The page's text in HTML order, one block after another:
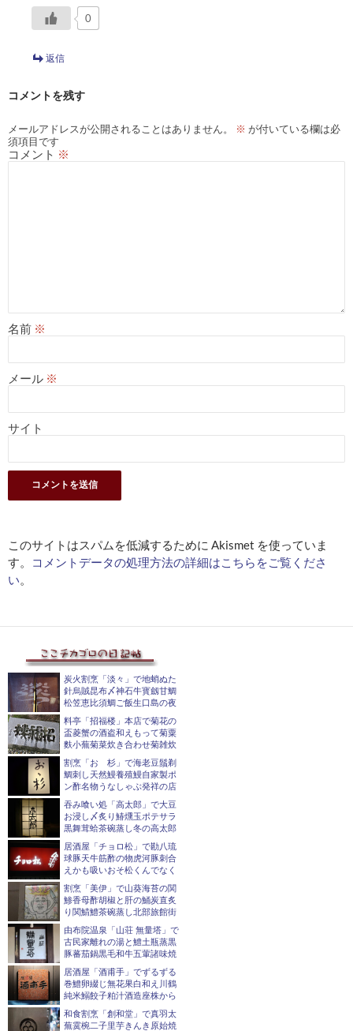
0
返信
コメントを残す
メールアドレスが公開されることはありません。 ※ が付いている欄は必
須項目です
コメント ※
名前 ※
メール ※
サイト
このサイトはスパムを低減するために Akismet を使っていま
す。
コメントデータの処理方法の詳細はこちらをご覧くださ
い。
炭火割烹「淡々」で地蛸ぬた
針烏賊昆布〆神石牛寳劔甘鯛
松笠恵比須鯛ご飯生口島の夜
料亭「招福楼」本店で菊花の
盃菱蟹の酒盗和えもって菊粟
麩小蕪菊菜炊き合わせ菊雑炊
割烹「おゝ杉」で海老豆鬚剃
鯛刺し天然鰻養殖鰻自家製ポ
ン酢名物うなしゃぶ発祥の店
吞み喰い処「高太郎」で大豆
お浸し〆炙り鰆燻玉ポテサラ
黒舞茸蛤茶碗蒸し冬の高太郎
居酒屋「チョロ松」で勘八琉
球豚天牛筋酢の物虎河豚刺合
えかも吸いおそ松くんでなく
割烹「美伊」で山葵海苔の関
鯵香母酢胡椒と肝の鯒炭直炙
り関鯖鱧茶碗蒸し北部旅館街
由布院温泉「山荘 無量塔」で
古民家離れの湯と鱧土瓶蒸黒
豚蕃茄鍋黒毛和牛五葷諸味焼
居酒屋「酒甫手」でずるずる
巻鱧卵綴じ無花果白和え川鶴
純米鰯餃子粕汁酒造座株から
和食割烹「創和堂」で真羽太
蕪霙椀二子里芋きんき原始焼